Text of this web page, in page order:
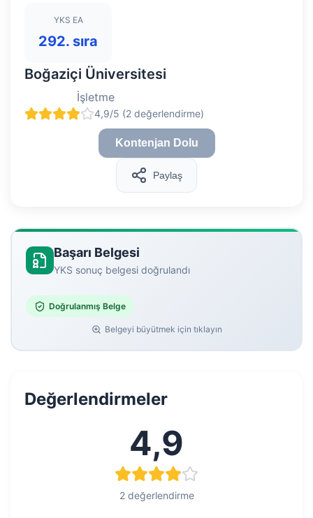
YKS EA
292. sıra
Boğaziçi Üniversitesi
İşletme
4,9/5 (2 değerlendirme)
Kontenjan Dolu
Paylaş
Başarı Belgesi
YKS sonuç belgesi doğrulandı
Doğrulanmış Belge
Belgeyi büyütmek için tıklayın
Değerlendirmeler
4,9
2 değerlendirme